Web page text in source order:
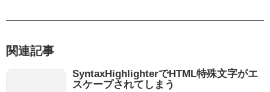
関連記事
SyntaxHighlighterでHTML特殊文字がエ
スケープされてしまう